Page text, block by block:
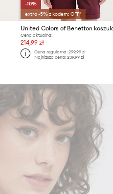
-10%
extra -5% z kodem: OFF*
Cena aktualna:
214,99 zł
Cena regularna: 299,99 zł
Najniższa cena: 239,99 zł